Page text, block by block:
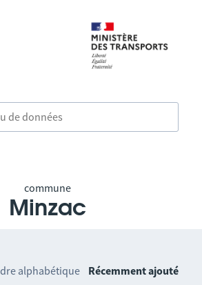
commune
Minzac
alphabétique Récemment ajouté